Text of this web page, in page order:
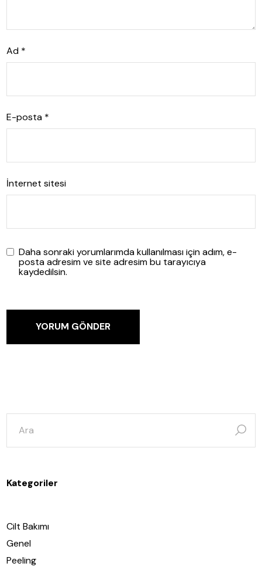
Ad *
E-posta *
İnternet sitesi
Daha sonraki yorumlarımda kullanılması için adım, e-
posta adresim ve site adresim bu tarayıcıya
kaydedilsin.
YORUM GÖNDER
şunun
ara:
Kategoriler
Cilt Bakımı
Genel
Peeling